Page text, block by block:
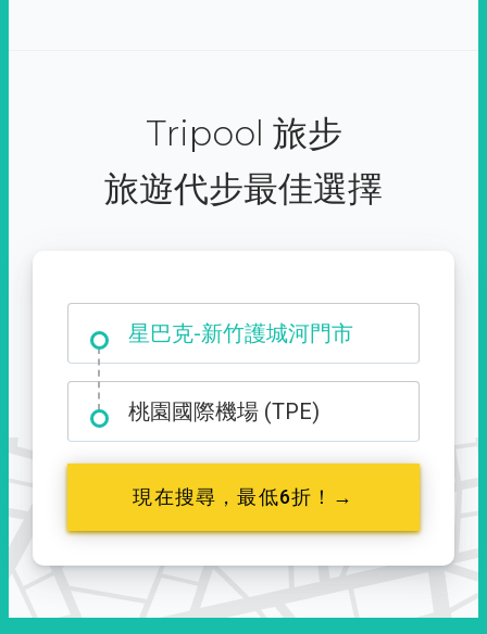
Tripool 旅步
旅遊代步最佳選擇
大霸尖山登山口
桃園國際機場 (TPE)
現在搜尋，最低6折！→